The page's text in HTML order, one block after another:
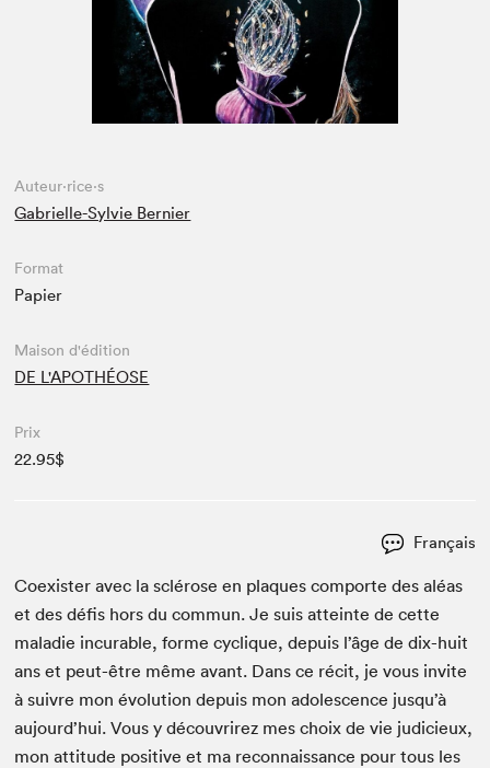
Auteur·rice·s
Gabrielle-Sylvie Bernier
Format
Papier
Maison d'édition
DE L'APOTHÉOSE
Prix
22.95$
Français
Coex­is­ter avec la sclérose en plaques com­porte des aléas
et des défis hors du com­mun. Je suis atteinte de cette
mal­adie incur­able, forme cyclique, depuis l’âge de dix-huit
ans et peut-être même avant. Dans ce réc­it, je vous invite
à suiv­re mon évo­lu­tion depuis mon ado­les­cence jusqu’à
aujourd’hui. Vous y décou­vrirez mes choix de vie judi­cieux,
mon atti­tude pos­i­tive et ma recon­nais­sance pour tous les